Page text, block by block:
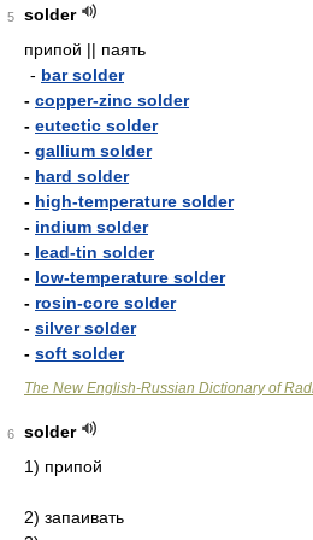
5
solder
припой || паять
- bar solder
- copper-zinc solder
- eutectic solder
- gallium solder
- hard solder
- high-temperature solder
- indium solder
- lead-tin solder
- low-temperature solder
- rosin-core solder
- silver solder
- soft solder
The New English-Russian Dictionary of
6
solder
1) припой
2) запаивать